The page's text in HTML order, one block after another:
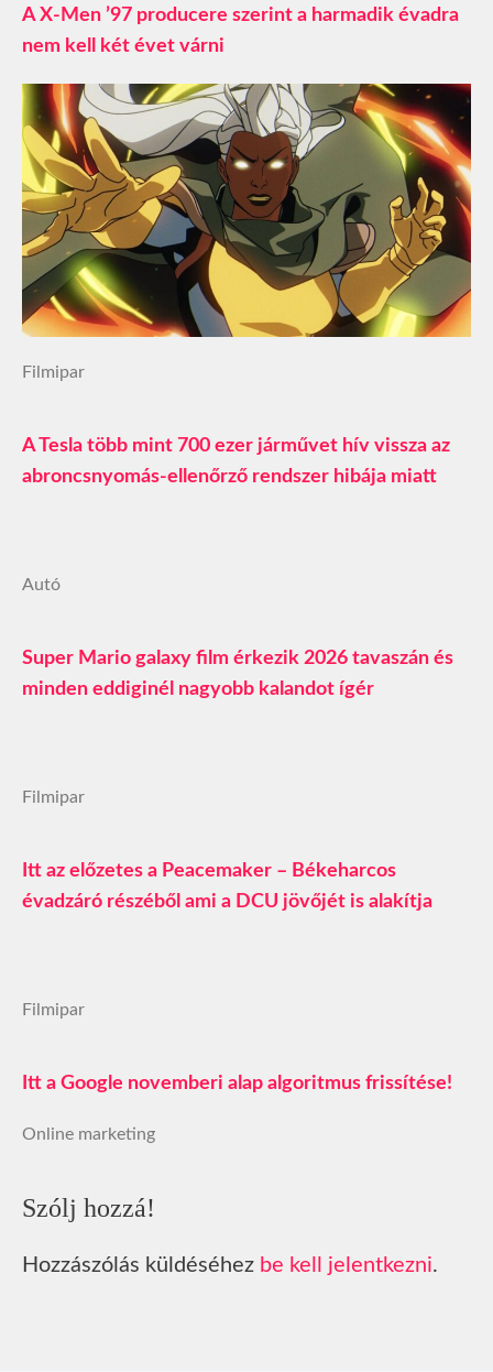
A X-Men ’97 producere szerint a harmadik évadra
nem kell két évet várni
Filmipar
A Tesla több mint 700 ezer járművet hív vissza az
abroncsnyomás-ellenőrző rendszer hibája miatt
Autó
Super Mario galaxy film érkezik 2026 tavaszán és
minden eddiginél nagyobb kalandot ígér
Filmipar
Itt az előzetes a Peacemaker – Békeharcos
évadzáró részéből ami a DCU jövőjét is alakítja
Filmipar
Itt a Google novemberi alap algoritmus frissítése!
Online marketing
Szólj hozzá!
Hozzászólás küldéséhez be kell jelentkezni.